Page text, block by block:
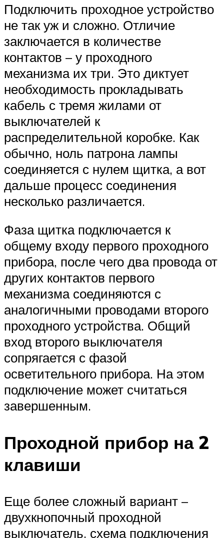
Подключить проходное устройство
не так уж и сложно. Отличие
заключается в количестве
контактов – у проходного
механизма их три. Это диктует
необходимость прокладывать
кабель с тремя жилами от
выключателей к
распределительной коробке. Как
обычно, ноль патрона лампы
соединяется с нулем щитка, а вот
дальше процесс соединения
несколько различается.
Фаза щитка подключается к
общему входу первого проходного
прибора, после чего два провода от
других контактов первого
механизма соединяются с
аналогичными проводами второго
проходного устройства. Общий
вход второго выключателя
сопрягается с фазой
осветительного прибора. На этом
подключение может считаться
завершенным.
Проходной прибор на 2
клавиши
Еще более сложный вариант –
двухкнопочный проходной
выключатель, схема подключения